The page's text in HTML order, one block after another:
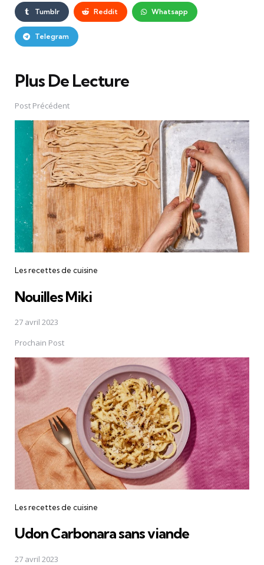
Tumblr Reddit Whatsapp
Telegram
Plus De Lecture
Post
navigation
Post Précédent
Les recettes de cuisine
Nouilles Miki
27 avril 2023
Prochain Post
Les recettes de cuisine
Udon Carbonara sans viande
27 avril 2023